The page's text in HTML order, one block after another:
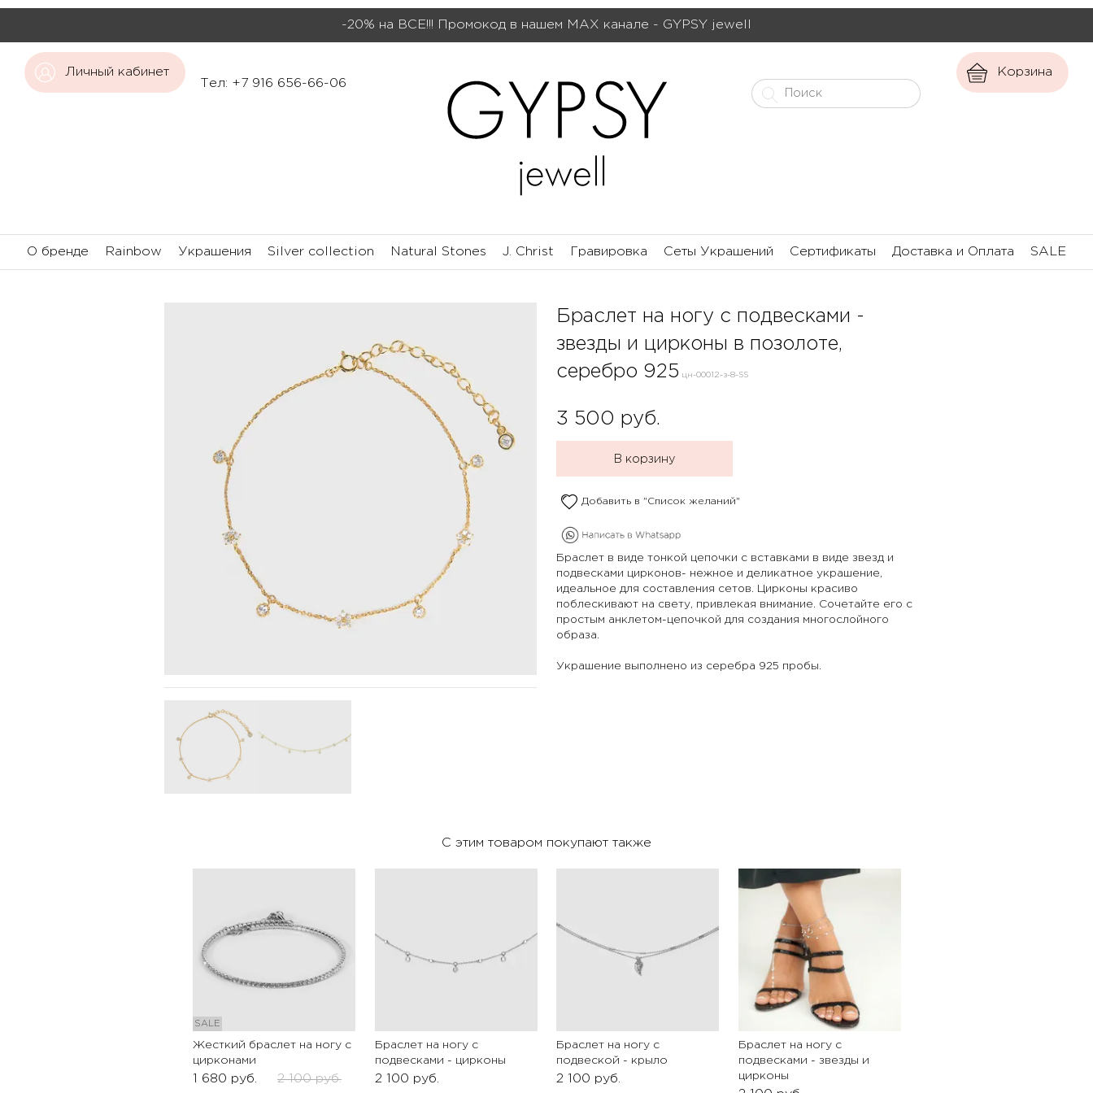
-20% на ВСЕ!!! Промокод в нашем МАХ канале - GYPSY jewell
Тел: +7 916 656-66-06
Корзина
О бренде Rainbow Украшения Silver collection Natural Stones J. Christ Гравировка Сеты Украшений Сертификаты Доставка и Оплата SALE
Браслет на ногу с подвесками -
звезды и цирконы в позолоте,
серебро 925 цн-00012-з-8-SS
3 500 руб.
В корзину
Добавить в "Список желаний"
Браслет в виде тонкой цепочки с вставками в виде звезд и
подвесками цирконов- нежное и деликатное украшение,
идеальное для составления сетов. Цирконы красиво
поблескивают на свету, привлекая внимание. Сочетайте его с
простым анклетом-цепочкой для создания многослойного
образа.
Украшение выполнено из серебра 925 пробы.
С этим товаром покупают также
SALE
Жесткий браслет на ногу с
цирконами
1 680 руб. 2 100 руб.
Браслет на ногу с
подвесками - цирконы
2 100 руб.
Браслет на ногу с
подвеской - крыло
2 100 руб.
Браслет на ногу с
подвесками - звезды и
цирконы
Личный кабинет